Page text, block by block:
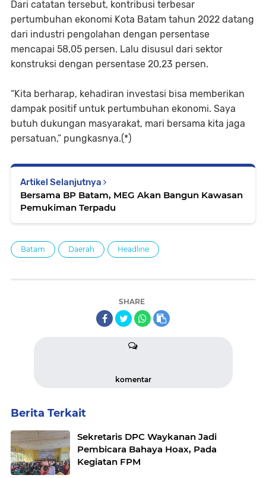
Dari catatan tersebut, kontribusi terbesar
pertumbuhan ekonomi Kota Batam tahun 2022 datang
dari industri pengolahan dengan persentase
mencapai 58,05 persen. Lalu disusul dari sektor
konstruksi dengan persentase 20,23 persen.
“Kita berharap, kehadiran investasi bisa memberikan
dampak positif untuk pertumbuhan ekonomi. Saya
butuh dukungan masyarakat, mari bersama kita jaga
persatuan,” pungkasnya.(*)
Artikel Selanjutnya
Bersama BP Batam, MEG Akan Bangun Kawasan
Pemukiman Terpadu
Batam Daerah Headline
SHARE
komentar
Berita Terkait
Sekretaris DPC Waykanan Jadi
Pembicara Bahaya Hoax, Pada
Kegiatan FPM